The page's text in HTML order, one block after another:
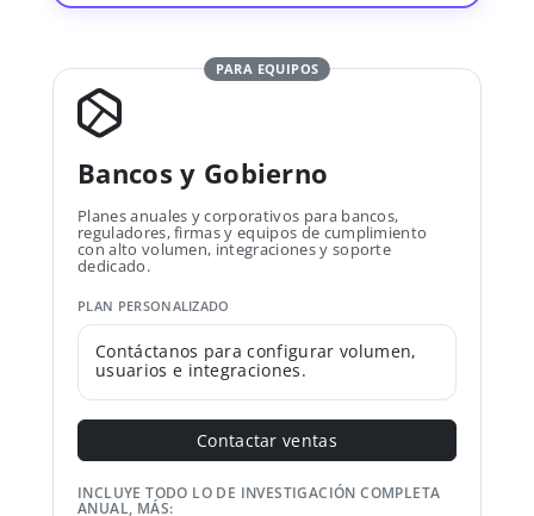
PARA EQUIPOS
Bancos y Gobierno
Planes anuales y corporativos para bancos,
reguladores, firmas y equipos de cumplimiento
con alto volumen, integraciones y soporte
dedicado.
PLAN PERSONALIZADO
Contáctanos para configurar volumen,
usuarios e integraciones.
Contactar ventas
INCLUYE TODO LO DE INVESTIGACIÓN COMPLETA
ANUAL, MÁS: